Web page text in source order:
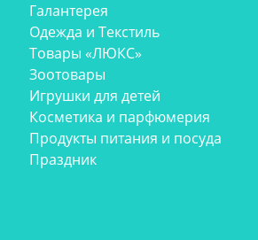
Галантерея
Одежда и Текстиль
Товары «ЛЮКС»
Зоотовары
Игрушки для детей
Косметика и парфюмерия
Продукты питания и посуда
Праздник